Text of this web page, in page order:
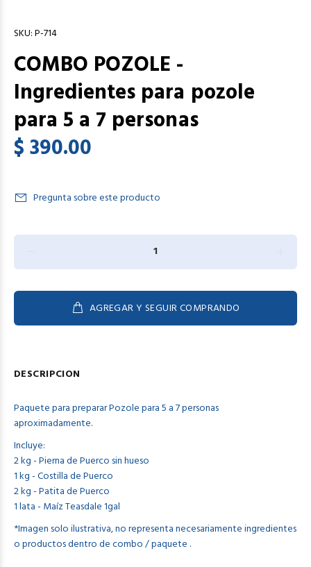
SKU:P-714
COMBO POZOLE -
Ingredientes para pozole
para 5 a 7 personas
$ 390.00
Pregunta sobre este producto
AGREGAR Y SEGUIR COMPRANDO
DESCRIPCION
Paquete para preparar Pozole para 5 a 7 personas
aproximadamente.
Incluye:
2 kg - Pierna de Puerco sin hueso
1 kg - Costilla de Puerco
2 kg - Patita de Puerco
1 lata - Maíz Teasdale 1gal
*Imagen solo ilustrativa, no representa necesariamente ingredientes
o productos dentro de combo / paquete .